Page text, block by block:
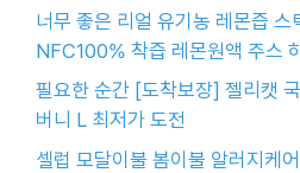
너무 좋은 리얼 유기농 레몬즙
NFC100% 착즙 레몬원액 주스
필요한 순간 [도착보장] 젤리캣
버니 L 최저가 도전
셀럽 모달이불 봄이불 알러지케